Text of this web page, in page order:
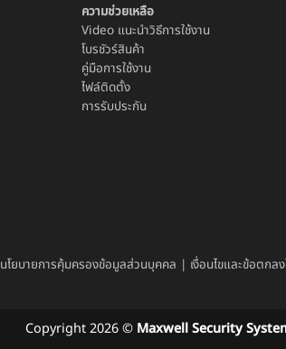
ความช่วยเหลือ
Video แนะนำวิธีการใช้งาน
โบรชัวร์สินค้า
คู่มือการใช้งาน
ไฟล์ติดตั้ง
การรับประกัน
นโยบายการคุ้มครองข้อมูลส่วนบุคคล | เงื่อนไขและข้อตกล
Copyright 2026 © Maxwell Security